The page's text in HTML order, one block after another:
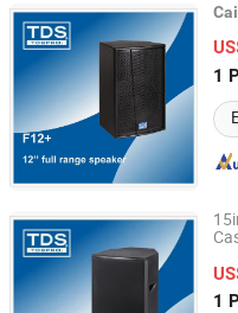
1
TDS ACOUSTIC CO.,
Guangdong, China
1
TDS ACOUSTIC CO.,
Guangdong, China